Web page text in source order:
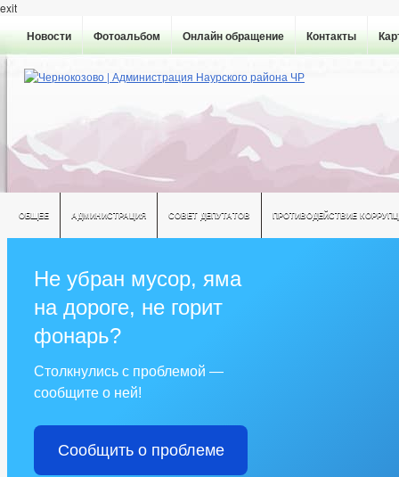
exit
Новости Фотоальбом Онлайн обращение Контакты
ОБЩЕЕ АДМИНИСТРАЦИЯ СОВЕТ ДЕПУТАТОВ ПРОТИВОДЕЙСТВИЕ
Не убран мусор, яма
на дороге, не горит
фонарь?
Столкнулись с проблемой —
сообщите о ней!
Сообщить о проблеме